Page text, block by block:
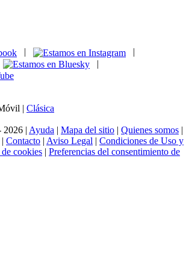
|
| Clásica
2026 | Ayuda | Mapa del sitio | Quienes somos |
| Contacto | Aviso Legal | Condiciones de Uso y
cookies | Preferencias del consentimiento de